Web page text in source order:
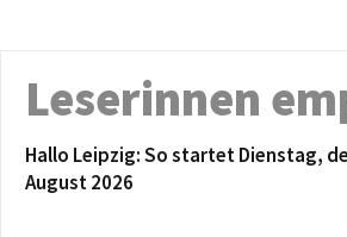
Leserinnen
Hallo Leipzig: So startet Dienstag,
August 2026